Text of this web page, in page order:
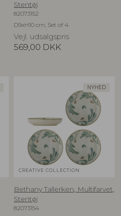
Stentøj
82073152
D9xH10 cm, Set of 4
Vejl. udsalgspris
569,00 DKK
NYHED
CREATIVE COLLECTION
Bethany Tallerken, Multifarvet,
Stentøj
82073154